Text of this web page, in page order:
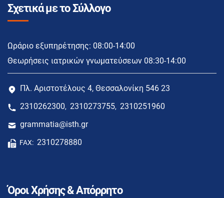
Σχετικά με το Σύλλογο
Ωράριο εξυπηρέτησης: 08:00-14:00
Θεωρήσεις ιατρικών γνωματεύσεων 08:30-14:00
Πλ. Αριστοτέλους 4, Θεσσαλονίκη 546 23
2310262300, 2310273755, 2310251960
grammatia@isth.gr
FAX: 2310278880
Όροι Χρήσης & Απόρρητο